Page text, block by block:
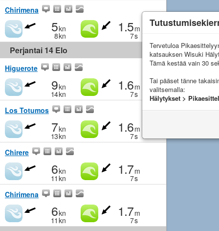
Chirimena
5kn
8kn
1.5m
7s
Perjantai 14 Elo
Higuerote
9kn
14kn
1.6m
7s
Los Totumos
7kn
13kn
1.6m
7s
Chirere
6kn
11 kn
1.7m
7s
Chirimena
6kn
11 kn
1.7m
7s
Tervetuloa
katsauksen Wisuki
Tämä kestää vain 30
Tai pääset tänne
valitsemalla:
Hälytykset >